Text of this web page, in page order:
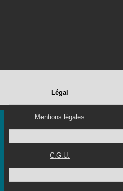
Légal
Mentions légales
C.G.U.